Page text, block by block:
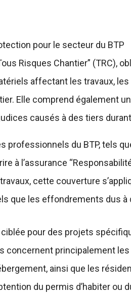
pour le secteur du BTP
Risques Chantier” (TRC),
affectant les travaux,
Elle comprend également
causés à des tiers
professionnels du BTP, tels
à l’assurance
cette couverture
que les effondrements dus
ciblée pour des projets
concernent principalement
ainsi que les
du permis d’habiter